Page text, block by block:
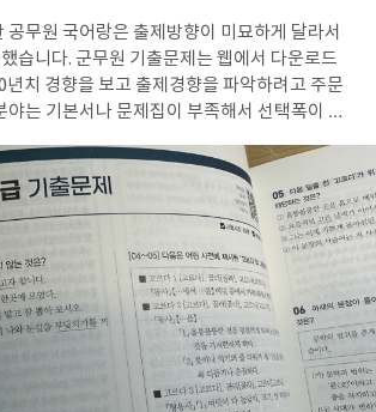
공무원 국어랑은 출제방향이 미묘하게 달라서
습니다. 군무원 기출문제는 웹에서 다운로드
년치 경향을 보고 출제경향을 파악하려고 주문
야는 기본서나 문제집이 부족해서 선택폭이 별